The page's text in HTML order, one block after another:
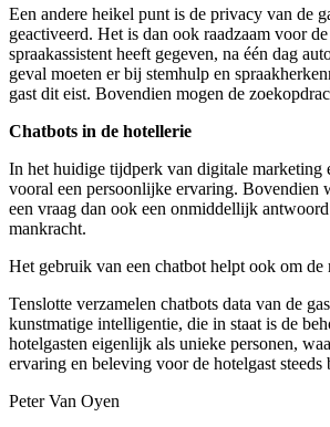
Een andere heikel punt is de privacy van de
geactiveerd. Het is dan ook raadzaam voor
spraakassistent heeft gegeven, na één dag
geval moeten er bij stemhulp en
gast dit eist. Bovendien mogen de
Chatbots in de hotellerie
In het huidige tijdperk van digitale marketing
vooral een persoonlijke ervaring. Bovendien
een vraag dan ook een onmiddellijk
mankracht.
Het gebruik van een chatbot helpt ook om
Tenslotte verzamelen chatbots data van de
kunstmatige intelligentie, die in staat is de
hotelgasten eigenlijk als unieke personen,
ervaring en beleving voor de hotelgast
Peter Van Oyen